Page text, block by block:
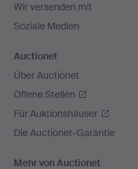
Wir versenden mit
Soziale Medien
Auctionet
Über Auctionet
Offene Stellen
Für Auktionshäuser
Die Auctionet-Garantie
Mehr von Auctionet